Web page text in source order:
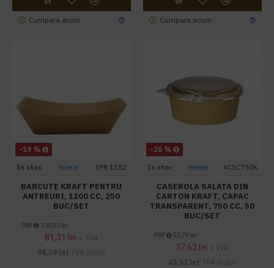
Cumpara acum Cumpara acum
-19 %
In stoc Horeca SFR 1382
BARCUTE KRAFT PENTRU
ANTREURI, 1200 CC, 250
BUC/SET
PRP 100,90 lei
81,31 lei + TVA
98,39 lei TVA inclus
-26 %
In stoc Horeca ACSC750K
CASEROLA SALATA DIN
CARTON KRAFT, CAPAC
TRANSPARENT, 750 CC, 50
BUC/SET
PRP 50,79 lei
37,62 lei + TVA
45,52 lei TVA inclus